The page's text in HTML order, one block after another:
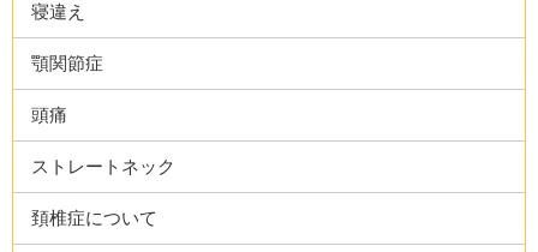
寝違え
顎関節症
頭痛
ストレートネック
頚椎症について